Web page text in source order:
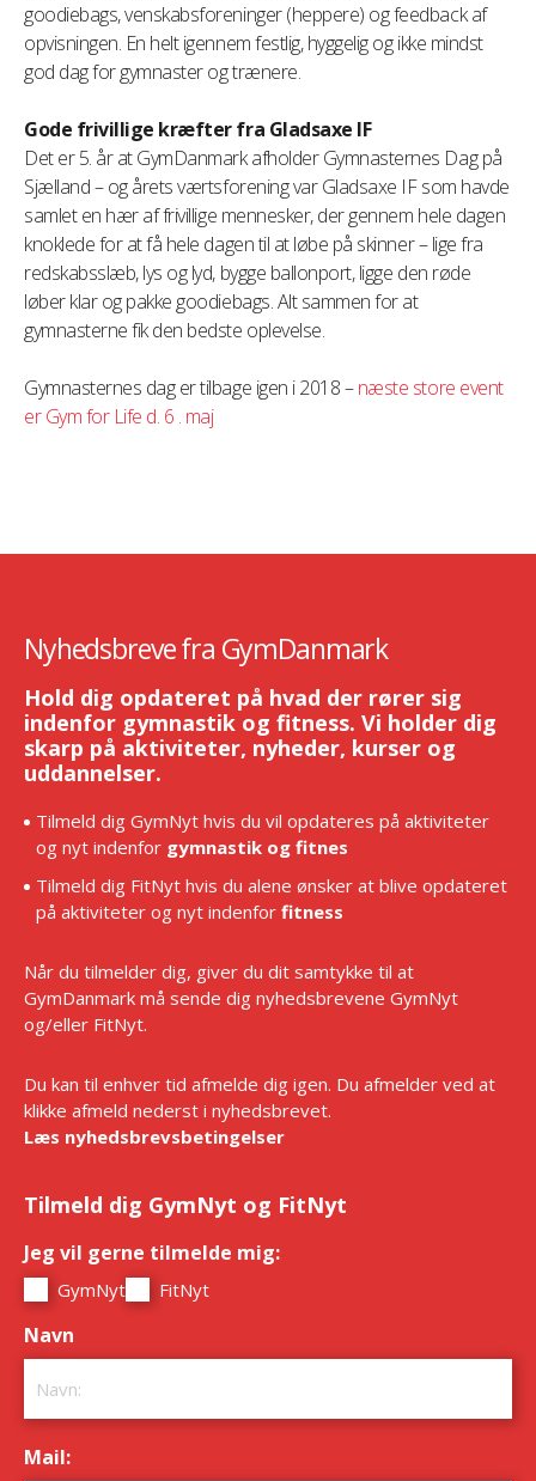
goodiebags, venskabsforeninger (heppere) og feedback af
opvisningen. En helt igennem festlig, hyggelig og ikke mindst
god dag for gymnaster og trænere.
Gode frivillige kræfter fra Gladsaxe IF
Det er 5. år at GymDanmark afholder Gymnasternes Dag på
Sjælland – og årets værtsforening var Gladsaxe IF som havde
samlet en hær af frivillige mennesker, der gennem hele dagen
knoklede for at få hele dagen til at løbe på skinner – lige fra
redskabsslæb, lys og lyd, bygge ballonport, ligge den røde
løber klar og pakke goodiebags. Alt sammen for at
gymnasterne fik den bedste oplevelse.
Gymnasternes dag er tilbage igen i 2018 –næste store event
er Gym for Life d. 6 . maj
Nyhedsbreve fra GymDanmark
Hold dig opdateret på hvad der rører sig
indenfor gymnastik og fitness. Vi holder dig
skarp på aktiviteter, nyheder, kurser og
uddannelser.
Tilmeld dig GymNyt hvis du vil opdateres på aktiviteter
og nyt indenfor gymnastik og fitnes
Tilmeld dig FitNyt hvis du alene ønsker at blive opdateret
på aktiviteter og nyt indenfor fitness
Når du tilmelder dig, giver du dit samtykke til at
GymDanmark må sende dig nyhedsbrevene GymNyt
og/eller FitNyt.
Du kan til enhver tid afmelde dig igen. Du afmelder ved at
klikke afmeld nederst i nyhedsbrevet.
Læs nyhedsbrevsbetingelser
Tilmeld dig GymNyt og FitNyt
Jeg vil gerne tilmelde mig:
GymNyt FitNyt
Navn
Mail: